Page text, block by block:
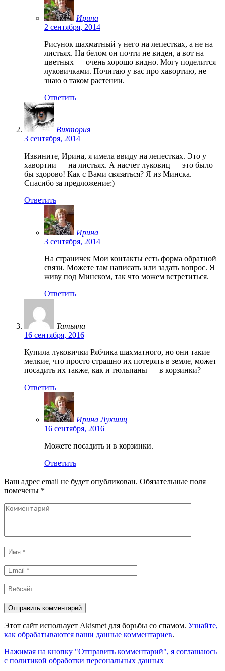
Ирина
2 сентября, 2014
Рисунок шахматный у него на лепестках, а не на
листьях. На белом он почти не виден, а вот на
цветных — очень хорошо видно. Могу поделится
луковичками. Почитаю у вас про хавортию, не
знаю о таком растении.
Ответить
Виктория
3 сентября, 2014
Извините, Ирина, я имела ввиду на лепестках. Это у
хавортии — на листьях. А насчет луковиц — это было
бы здорово! Как с Вами связаться? Я из Минска.
Спасибо за предложение:)
Ответить
Ирина
3 сентября, 2014
На страничек Мои контакты есть форма обратной
связи. Можете там написать или задать вопрос. Я
живу под Минском, так что можем встретиться.
Ответить
Татьяна
16 сентября, 2016
Купила луковички Рябчика шахматного, но они такие
мелкие, что просто страшно их потерять в земле, может
посадить их также, как и тюльпаны — в корзинки?
Ответить
Ирина Лукшиц
16 сентября, 2016
Можете посадить и в корзинки.
Ответить
Ваш адрес email не будет опубликован. Обязательные поля
помечены *
Комментарий
Имя
*
Email
*
Вебсайт
Этот сайт использует Akismet для борьбы со спамом. Узнайте,
как обрабатываются ваши данные комментариев.
Нажимая на кнопку "Отправить комментарий", я соглашаюсь
с политикой обработки персональных данных